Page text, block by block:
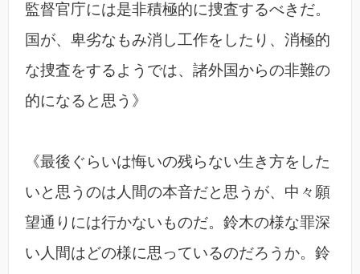
監督官庁には是非積極的に捜査するべきだ。
国が、卑劣なもみ消し工作をしたり、消極的
な捜査をするようでは、諸外国からの非難の
的になると思う》
《最後ぐらいは悔いの残らない生き方をした
いと思うのは人間の本音だと思うが、中々願
望通りには行かないものだ。鈴木の様な罪深
い人間はどの様に思っているのだろうか。鈴